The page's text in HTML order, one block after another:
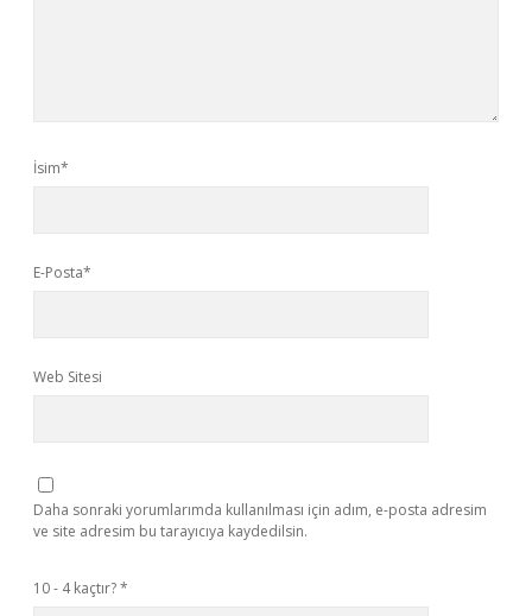
İsim*
E-Posta*
Web Sitesi
Daha sonraki yorumlarımda kullanılması için adım, e-posta adresim
ve site adresim bu tarayıcıya kaydedilsin.
10 - 4 kaçtır?*